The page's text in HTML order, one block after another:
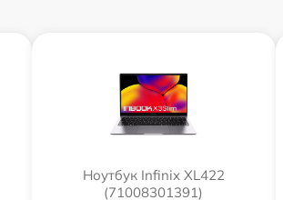
Ноутбук Infinix XL422
(71008301391)